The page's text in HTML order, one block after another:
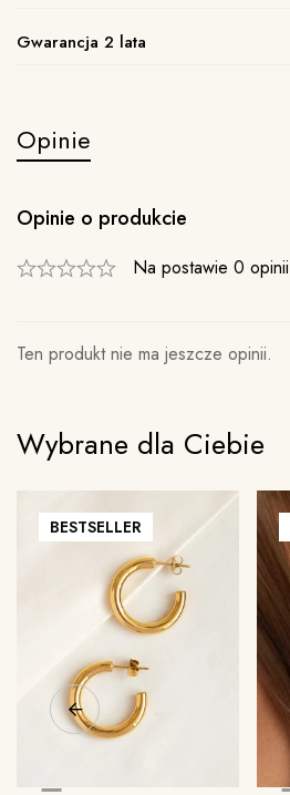
Gwarancja 2 lata
Opinie
Opinie o produkcie
Na postawie 0 opinii
Ten produkt nie ma jeszcze opinii.
Wybrane dla Ciebie
BESTSELLER